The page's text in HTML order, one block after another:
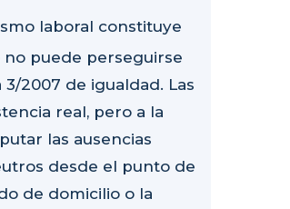
laboral constituye
puede perseguirse
2007 de igualdad. Las
real, pero a la
las ausencias
desde el punto de
de domicilio o la